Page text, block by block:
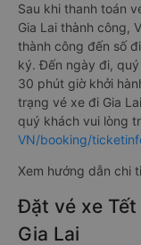
Sau khi thanh toán
Gia Lai thành công,
thành công đến số
ký. Đến ngày đi,
30 phút giờ khởi
trạng vé xe đi Gia
quý khách vui lòng
VN/booking/
Xem hướng dẫn chi
Đặt vé xe
Gia Lai